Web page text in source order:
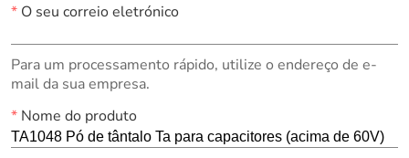
*O seu correio eletrónico
Para um processamento rápido, utilize o endereço de e-
mail da sua empresa.
*Nome do produto